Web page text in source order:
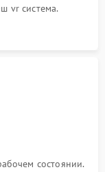
vr система.
состоянии.